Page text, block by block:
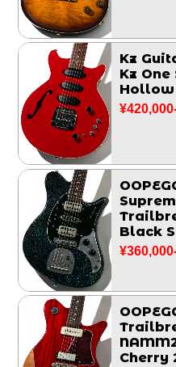
Kz
Kz
Hollow
Black
Cherry